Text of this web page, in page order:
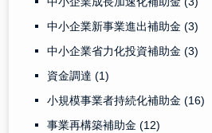
中小企業新事業進出補助金(3)
中小企業省力化投資補助金(3)
資金調達(1)
小規模事業者持続化補助金(16)
事業再構築補助金(12)